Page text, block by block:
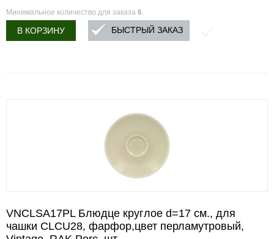
Минимальное количество для заказа 6.
В КОРЗИНУ БЫСТРЫЙ ЗАКАЗ
VNCLSA17PL Блюдце круглое d=17 см., для
чашки CLCU28, фарфор,цвет перламутровый,